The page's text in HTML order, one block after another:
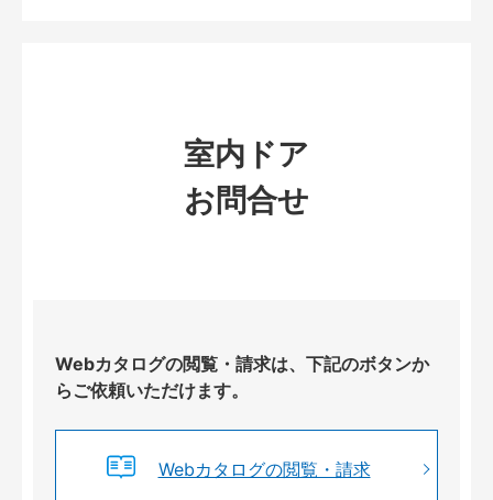
室内ドア
お問合せ
Webカタログの閲覧・請求は、下記のボタンか
らご依頼いただけます。
Webカタログの閲覧・請求